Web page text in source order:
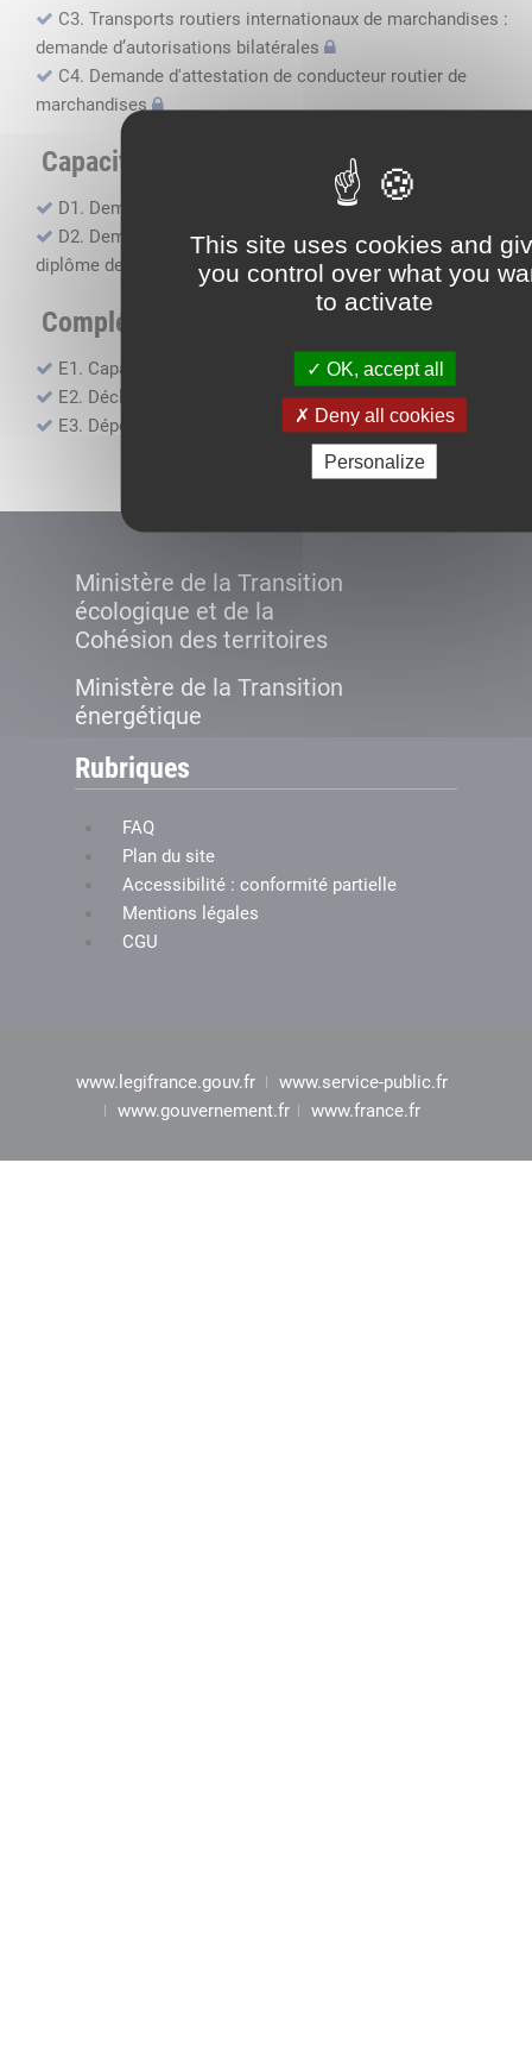
This site uses cookies and
you control over what you
to activate
OK, accept all
Deny all cookies
Personalize
C3. Transports routiers internationaux de marchandises :
demande d’autorisations bilatérales
C4. Demande d'attestation de conducteur routier de
marchandises
Capacité professionnelle
D1. Demande d’attestation de capacité professionnelle
D2. Demande de certificat attestant l'obtention du
diplôme de capacité professionnelle
Compléments, suivi financier
E1. Capacité financière
E2. Déclaration de sous-traitance
E3. Dépôt des comptes annuels
Ministère de la Transition
écologique et de la
Cohésion des territoires
Ministère de la Transition
énergétique
Rubriques
FAQ
Plan du site
Accessibilité : conformité partielle
Mentions légales
CGU
www.legifrance.gouv.fr
www.service-public.fr
www.gouvernement.fr
www.france.fr